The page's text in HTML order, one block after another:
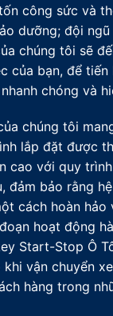
công sức và
dưỡng; đội
chúng tôi sẽ
của bạn, để tiến
chóng và
chúng tôi
lắp đặt được
cao với quy
đảm bảo rằng
cách hoàn hảo
hoạt động
Start-Stop Ô
vận chuyển
hàng trong